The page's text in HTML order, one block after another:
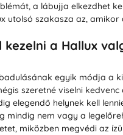
a lábujja elkezdhet
utolsó szakasza az,
kezelni a Hallux
egyik módja a
szeretné viselni
elegendő helynek kell
mindig nem vagy a
miközben megvédi az